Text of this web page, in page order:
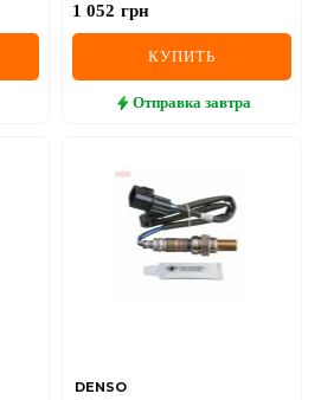
1 052 грн
КУПИТЬ
Отправка завтра
DENSO